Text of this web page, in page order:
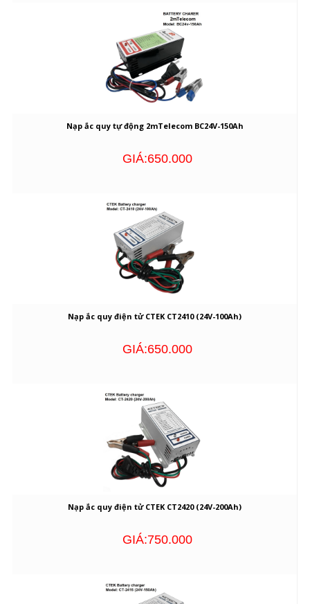
Nạp ắc quy tự động 2mTelecom BC24V-150Ah
GIÁ:650.000
Nạp ắc quy điện tử CTEK CT2410 (24V-100Ah)
GIÁ:650.000
Nạp ắc quy điện tử CTEK CT2420 (24V-200Ah)
GIÁ:750.000